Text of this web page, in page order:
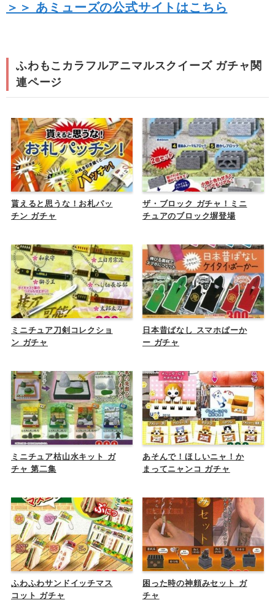
＞＞ あミューズの公式サイトはこちら
ふわもこカラフルアニマルスクイーズ ガチャ関
連ページ
貰えると思うな！お札パッ
チン ガチャ
ザ・ブロック ガチャ！ミニ
チュアのブロック塀登場
ミニチュア刀剣コレクショ
ン ガチャ
日本昔ばなし スマホぱーか
ー ガチャ
ミニチュア枯山水キット ガ
チャ 第二集
あそんで！ほしいニャ！か
まってニャンコ ガチャ
ふわふわサンドイッチマス
コット ガチャ
困った時の神頼みセット ガ
チャ